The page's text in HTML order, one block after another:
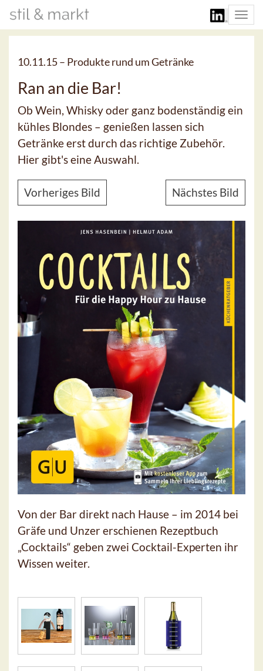
10.11.15 – Produkte rund um Getränke
Ran an die Bar!
Ob Wein, Whisky oder ganz bodenständig ein
kühles Blondes – genießen lassen sich
Getränke erst durch das richtige Zubehör.
Hier gibt's eine Auswahl.
Vorheriges Bild Nächstes Bild
Von der Bar direkt nach Hause – im 2014 bei
Gräfe und Unzer erschienen Rezeptbuch
„Cocktails“ geben zwei Cocktail-Experten ihr
Wissen weiter.